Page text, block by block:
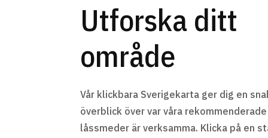
Utforska ditt
område
Vår klickbara Sverigekarta ger dig en
överblick över var våra rekommenderade
låssmeder är verksamma. Klicka på en